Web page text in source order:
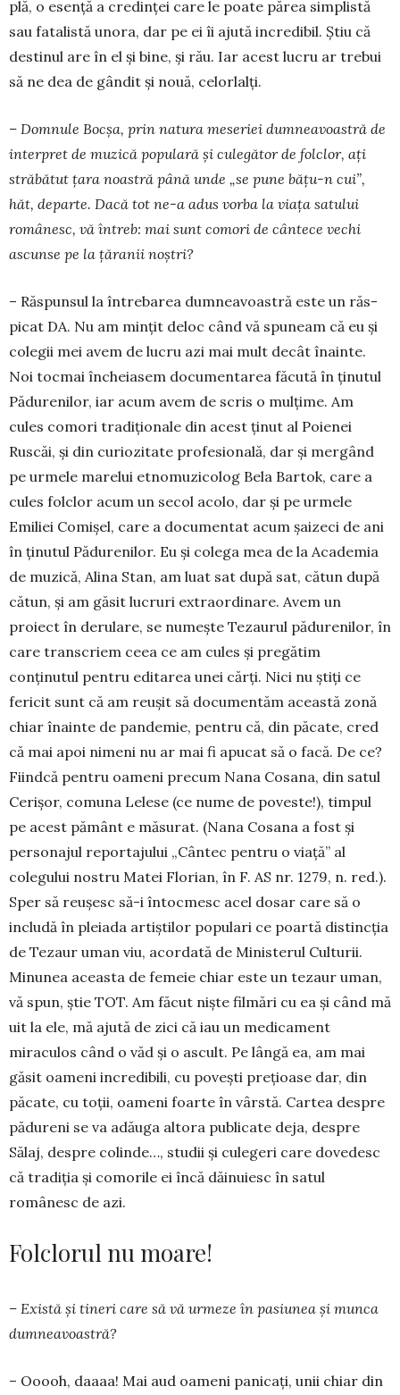
plă, o esenţă a credinţei care le poate părea sim­plistă
sau fatalistă unora, dar pe ei îi ajută incredibil. Știu că
destinul are în el și bine, și rău. Iar acest lucru ar trebui
să ne dea de gândit şi nouă, celorlalţi.
– Domnule Bocşa, prin natura meseriei dumneavoastră de
interpret de muzică populară și culegător de folclor, aţi
străbătut ţara noastră până unde „se pune bățu-n cui”,
hăt, departe. Dacă tot ne-a adus vorba la viaţa satului
românesc, vă întreb: mai sunt co­mori de cântece vechi
ascunse pe la țăranii noștri?
– Răspunsul la în­trebarea dumnea­voas­tră este un răs­
picat DA. Nu am minţit de­loc când vă spu­neam că eu şi
colegii mei avem de lucru azi mai mult decât înainte.
Noi tocmai încheiasem documentarea făcută în ţinutul
Pădu­renilor, iar acum avem de scris o mulţime. Am
cules comori tradiţionale din acest ţinut al Poienei
Ruscăi, şi din curiozitate profesională, dar şi mer­gând
pe urmele marelui etnomuzicolog Bela Bar­tok, care a
cules folclor acum un secol acolo, dar şi pe urmele
Emiliei Comişel, care a documentat acum şaizeci de ani
în ţinutul Pădurenilor. Eu şi colega mea de la Academia
de muzică, Alina Stan, am luat sat după sat, cătun după
cătun, şi am găsit lucruri extraordinare. Avem un
proiect în derulare, se numeşte Tezaurul pădurenilor, în
care tran­scri­em ceea ce am cules şi pregătim
conţinutul pentru editarea unei cărţi. Nici nu ştiţi ce
fericit sunt că am reuşit să documentăm această zonă
chiar înainte de pandemie, pentru că, din păcate, cred
că mai apoi nimeni nu ar mai fi apucat să o facă. De ce?
Fiindcă pentru oameni precum Nana Co­sana, din satul
Cerişor, comuna Lelese (ce nume de poveste!), timpul
pe acest pământ e măsurat. (Nana Cosana a fost şi
personajul reportajului „Cântec pentru o viaţă” al
colegului nostru Matei Florian, în F. AS nr. 1279, n. red.).
Sper să reuşesc să-i întocmesc acel dosar care să o
includă în pleiada artiștilor populari ce poartă distincţia
de Tezaur uman viu, acordată de Mi­nis­terul Culturii.
Minunea aceasta de femeie chiar este un tezaur uman,
vă spun, ştie TOT. Am făcut nişte filmări cu ea şi când mă
uit la ele, mă ajută de zici că iau un medicament
miraculos când o văd şi o ascult. Pe lângă ea, am mai
găsit oameni incredibili, cu poveşti preţioase dar, din
păcate, cu toţii, oameni foarte în vârstă. Cartea despre
pă­dureni se va adăuga altora publicate deja, des­pre
Sălaj, despre colinde…, studii şi culegeri care dovedesc
că tradiţia şi comorile ei încă dăinuiesc în satul
românesc de azi.
Folclorul nu moare!
– Există şi tineri care să vă urmeze în pasiunea şi munca
dumneavoastră?
– Ooooh, daaaa! Mai aud oameni panicaţi, unii chiar din